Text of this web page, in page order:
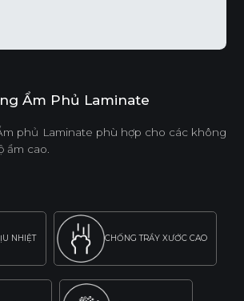
Ẩm Phủ Laminate
phủ Laminate phù hợp cho các không
ẩm cao.
NHIỆT CHỐNG TRẦY XƯỚC CAO